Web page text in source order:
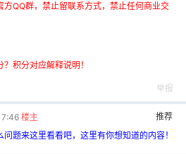
方QQ群，禁止留联系方式，禁止任何商业交
积分对应解释说明！
举报
推荐
楼主
问题来这里看看吧，这里有你想知道的内容！